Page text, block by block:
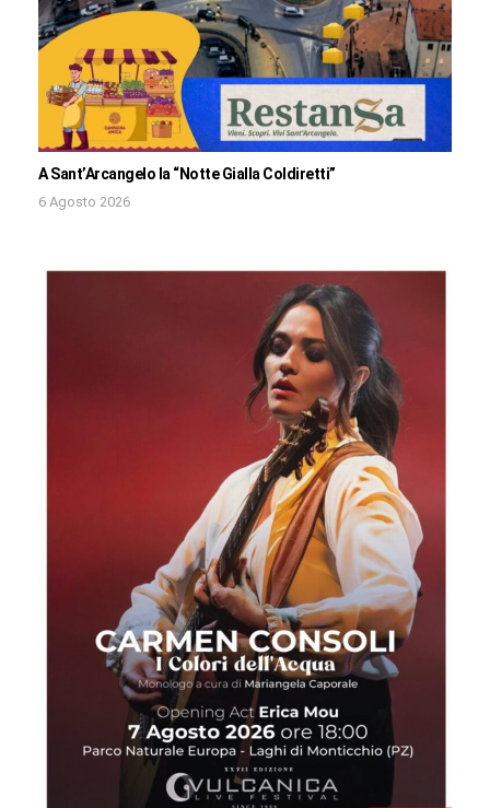
A Sant’Arcangelo la “Notte Gialla Coldiretti”
6 Agosto 2026